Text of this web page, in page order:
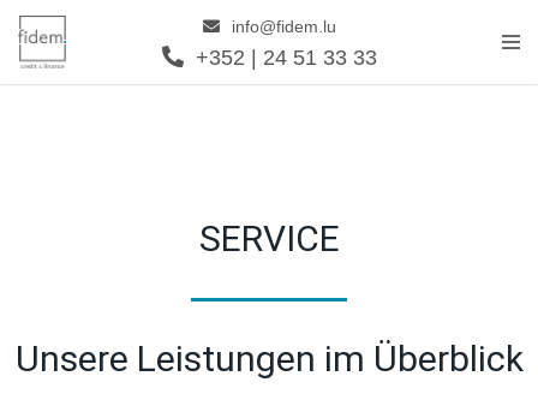
Zum
info@fidem.lu
+352 | 24 51 33 33
SERVICE
Unsere Leistungen im Überblick